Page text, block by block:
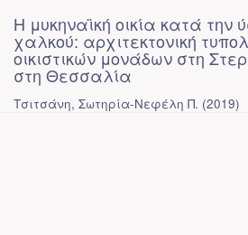
Η μυκηναϊκή οικία κατά την
χαλκού: αρχιτεκτονική
οικιστικών μονάδων στη
στη Θεσσαλία
Τσιτσάνη, Σωτηρία-Νεφέλη Π. (2019)